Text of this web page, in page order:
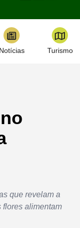
Notícias Turismo
que revelam a
alimentam